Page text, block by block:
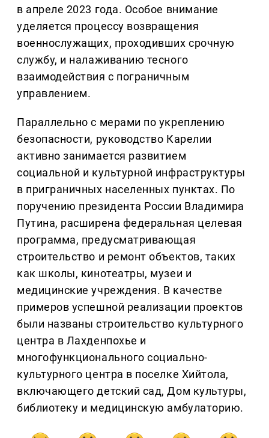
в апреле 2023 года. Особое внимание
уделяется процессу возвращения
военнослужащих, проходивших срочную
службу, и налаживанию тесного
взаимодействия с пограничным
управлением.
Параллельно с мерами по укреплению
безопасности, руководство Карелии
активно занимается развитием
социальной и культурной инфраструктуры
в приграничных населенных пунктах. По
поручению президента России Владимира
Путина, расширена федеральная целевая
программа, предусматривающая
строительство и ремонт объектов, таких
как школы, кинотеатры, музеи и
медицинские учреждения. В качестве
примеров успешной реализации проектов
были названы строительство культурного
центра в Лахденпохье и
многофункционального социально-
культурного центра в поселке Хийтола,
включающего детский сад, Дом культуры,
библиотеку и медицинскую амбулаторию.